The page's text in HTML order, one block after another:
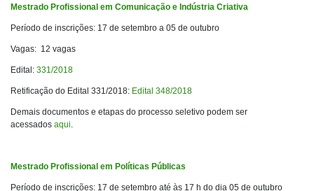
Mestrado Profissional em Comunicação e Indústria Criativa
Período de inscrições: 17 de setembro a 05 de outubro
Vagas: 12 vagas
Edital: 331/2018
Retificação do Edital 331/2018: Edital 348/2018
Demais documentos e etapas do processo seletivo podem ser
acessados aqui.
Mestrado Profissional em Políticas Públicas
Período de inscrições: 17 de setembro até às 17 h do dia 05 de outubro